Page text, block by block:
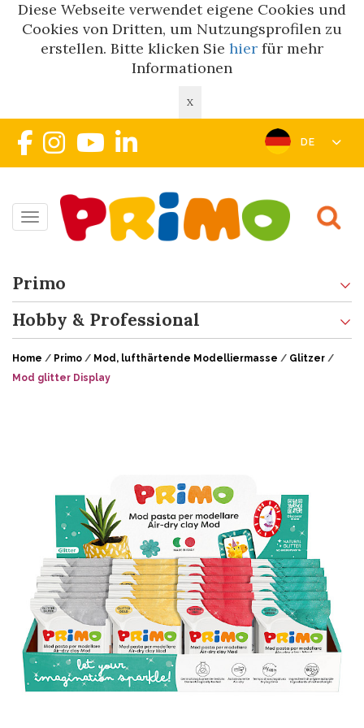
Diese Webseite verwendet eigene Cookies und
Cookies von Dritten, um Nutzungsprofilen zu
erstellen. Bitte klicken Sie hier für mehr
Informationen
X
DE
Toggle navigation
Primo
Hobby & Professional
Home / Primo / Mod, lufthärtende Modelliermasse / Glitzer /
Mod glitter Display